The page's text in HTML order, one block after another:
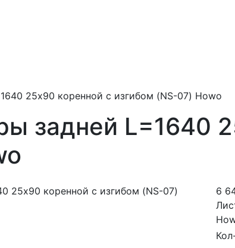
25х90 коренной с изгибом (NS-07) Howo
задней L=1640
6